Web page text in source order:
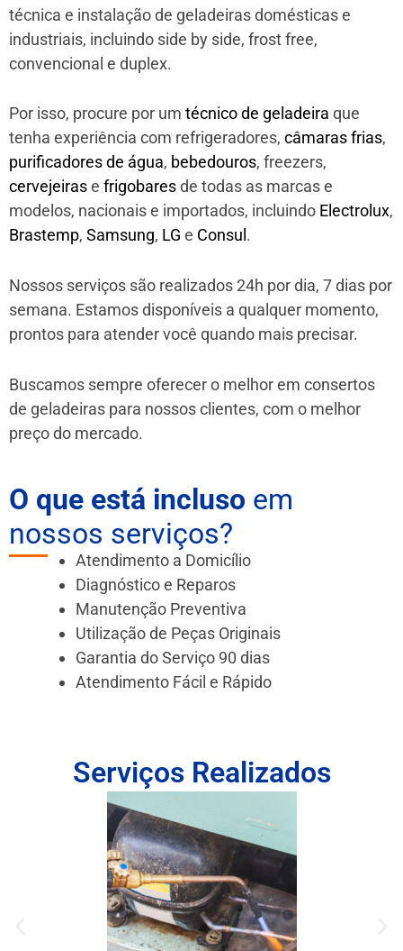
técnica e instalação de geladeiras domésticas e
industriais, incluindo side by side, frost free,
convencional e duplex.
Por isso, procure por um técnico de geladeira que
tenha experiência com refrigeradores, câmaras frias,
purificadores de água, bebedouros, freezers,
cervejeirase frigobaresde todas as marcas e
modelos, nacionais e importados, incluindo Electrolux,
Brastemp, Samsung, LG e Consul .
Nossos serviços são realizados 24h por dia, 7 dias por
semana. Estamos disponíveis a qualquer momento,
prontos para atender você quando mais precisar.
Buscamos sempre oferecer o melhor em consertos
de geladeiras para nossos clientes, com o melhor
preço do mercado.
O que está incluso em
nossos serviços?
Atendimento a Domicílio
Diagnóstico e Reparos
Manutenção Preventiva
Utilização de Peças Originais
Garantia do Serviço 90 dias
Atendimento Fácil e Rápido
Serviços Realizados